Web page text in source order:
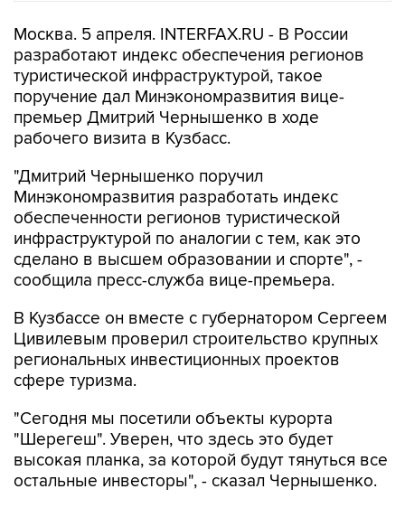
Москва. 5 апреля. INTERFAX.RU - В России
разработают индекс обеспечения регионов
туристической инфраструктурой, такое
поручение дал Минэкономразвития вице-
премьер Дмитрий Чернышенко в ходе
рабочего визита в Кузбасс.
"Дмитрий Чернышенко поручил
Минэкономразвития разработать индекс
обеспеченности регионов туристической
инфраструктурой по аналогии с тем, как это
сделано в высшем образовании и спорте", -
сообщила пресс-служба вице-премьера.
В Кузбассе он вместе с губернатором Сергеем
Цивилевым проверил строительство крупных
региональных инвестиционных проектов
сфере туризма.
"Сегодня мы посетили объекты курорта
"Шерегеш". Уверен, что здесь это будет
высокая планка, за которой будут тянуться все
остальные инвесторы", - сказал Чернышенко.